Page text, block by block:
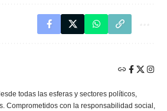
todas las esferas y sectores políticos,
Comprometidos con la responsabilidad social,